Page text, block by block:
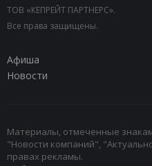
ТОВ «КЕПРЕЙТ ПАРТНЕРС».
Все права защищены.
Афиша
Новости
Материалы, отмеченные
"Новости компаний",
правах рекламы.